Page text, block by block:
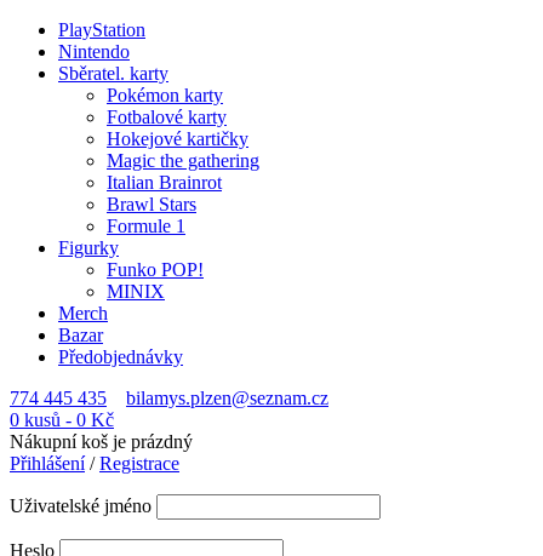
PlayStation
Nintendo
Sběratel. karty
Pokémon karty
Fotbalové karty
Hokejové kartičky
Magic the gathering
Italian Brainrot
Brawl Stars
Formule 1
Figurky
Funko POP!
MINIX
Merch
Bazar
Předobjednávky
774 445 435
bilamys.plzen@seznam.cz
0 kusů - 0 Kč
Nákupní koš je prázdný
Přihlášení/Registrace
Uživatelské jméno
Heslo